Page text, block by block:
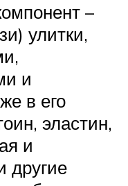
–
улитки,
и
в его
эластин,
и
другие